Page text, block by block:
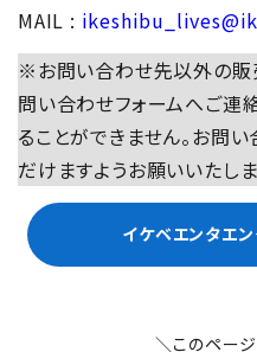
MAIL :
※お問い合わせ先以外の販
問い合わせフォームへご連
ることができません。お問
だけますようお願いいたしま
イケベエンタエ
＼このペー